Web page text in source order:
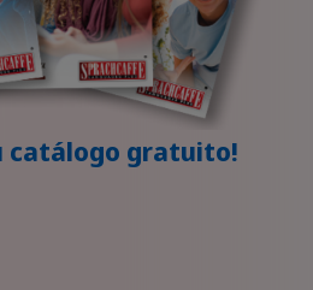
catálogo gratuito!